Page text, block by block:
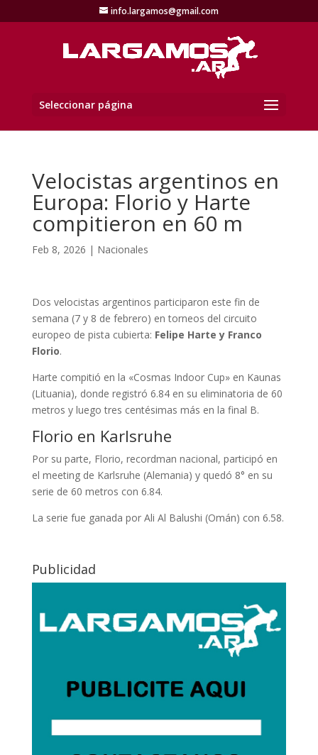
info.largamos@gmail.com
Seleccionar página
Velocistas argentinos en
Europa: Florio y Harte
compitieron en 60 m
Feb 8, 2026 | Nacionales
Dos velocistas argentinos participaron este fin de
semana (7 y 8 de febrero) en torneos del circuito
europeo de pista cubierta: Felipe Harte y Franco
Florio.
Harte compitió en la «Cosmas Indoor Cup» en Kaunas
(Lituania), donde registró 6.84 en su eliminatoria de 60
metros y luego tres centésimas más en la final B.
Florio en Karlsruhe
Por su parte, Florio, recordman nacional, participó en
el meeting de Karlsruhe (Alemania) y quedó 8° en su
serie de 60 metros con 6.84.
La serie fue ganada por Ali Al Balushi (Omán) con 6.58.
Publicidad